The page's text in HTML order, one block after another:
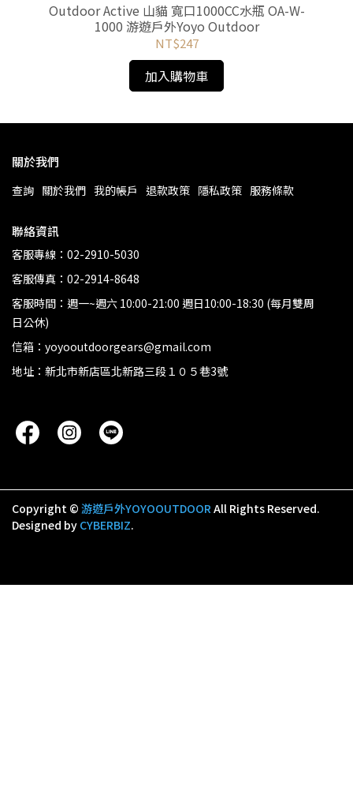
Outdoor Active 山貓 寬口1000CC水瓶 OA-W-
1000 游遊戶外Yoyo Outdoor
NT$247
加入購物車
關於我們
查詢 關於我們 我的帳戶 退款政策 隱私政策 服務條款
聯絡資訊
客服專線：02-2910-5030
客服傳真：02-2914-8648
客服時間：週一~週六 10:00-21:00 週日10:00-18:30 (每月雙周
日公休)
信箱：yoyooutdoorgears@gmail.com
地址：新北市新店區北新路三段１０５巷3號
Copyright © 游遊戶外YOYOOUTDOORAll Rights Reserved.
Designed by CYBERBIZ.